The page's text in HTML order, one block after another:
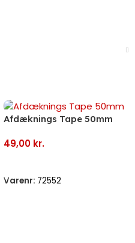
Afdæknings Tape 50mm
49,00 kr.
Varenr: 72552